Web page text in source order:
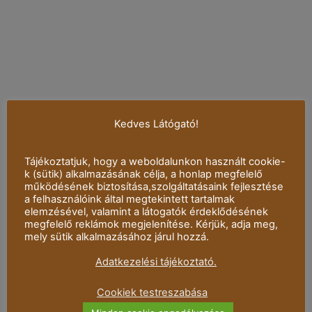
Kedves Látógató!
Tájékoztatjuk, hogy a weboldalunkon használt cookie-
k (sütik) alkalmazásának célja, a honlap megfelelő
működésének biztosítása,szolgáltatásaink fejlesztése
a felhasználóink által megtekintett tartalmak
elemzésével, valamint a látogatók érdeklődésének
megfelelő reklámok megjelenítése. Kérjük, adja meg,
mely sütik alkalmazásához járul hozzá.
Adatkezelési tájékoztató.
Cookiek testreszabása